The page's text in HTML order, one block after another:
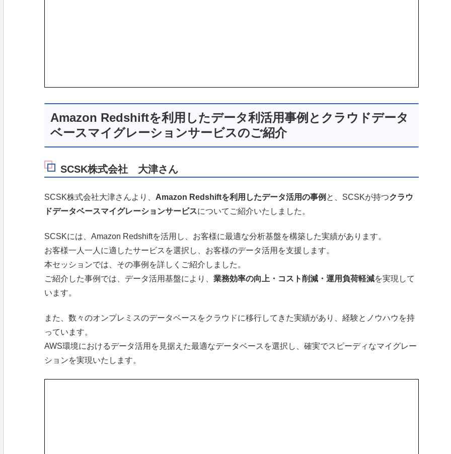
Amazon Redshiftを利用したデータ利活用事例とクラウドデータ
ベースマイグレーションサービスのご紹介
SCSK株式会社 大津さん
SCSK株式会社大津さんより、 Amazon Redshiftを利用したデータ活用の事例 と、SCSKが持つクラウ
ドデータベースマイグレーションサービスについてご紹介いたしました。
SCSKには、Amazon Redshiftを活用し、お客様に最適な分析基盤を構築した実績があります。
お客様一人一人に適したサービスを選択し、お客様のデータ活用を支援します。
本セッションでは、その事例を詳しくご紹介しました。
ご紹介した事例では、データ活用基盤により、 業務効率の向上・コスト削減・運用負荷軽減を実現して
います。
また、数々のオンプレミスのデータベースをクラウドに移行してきた実績があり、経験とノウハウを持
っています。
AWS環境におけるデータ活用を見据えた最適なデータベースを選択し、確実でスピーディなマイグレー
ションを実現いたします。